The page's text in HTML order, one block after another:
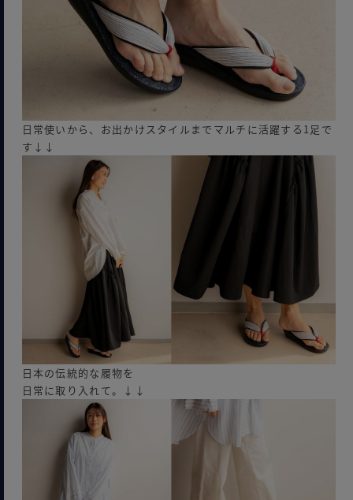
日常使いから、お出かけスタイルまでマルチに活躍する1足で
す↓↓
日本の伝統的な履物を
日常に取り入れて。↓↓